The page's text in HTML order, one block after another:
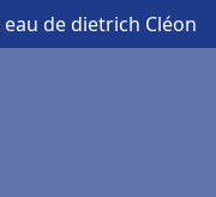
de dietrich Cléon